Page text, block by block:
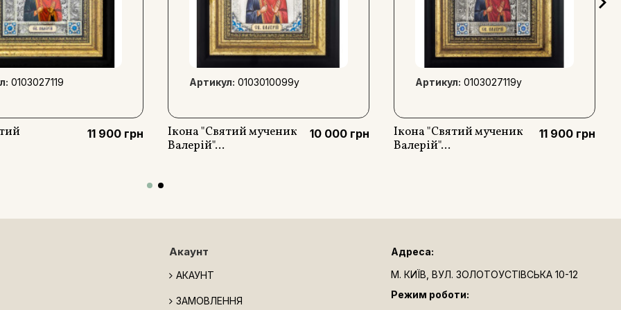
0103027119
11 900 грн
Артикул: 0103010099y
Ікона "Святий мученик
Валерій"...
10 000 грн
Артикул: 0103027119y
Ікона "Святий мученик
Валерій"...
11 900 грн
Акаунт
АКАУНТ
ЗАМОВЛЕННЯ
Адреса:
М. КИЇВ, ВУЛ. ЗОЛОТОУСТІВСЬКА 10-12
Режим роботи: